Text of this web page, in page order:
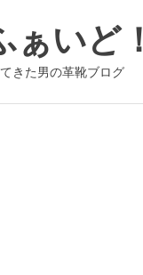
ぁいど！
きた男の革靴ブログ